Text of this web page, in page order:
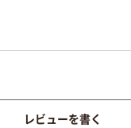
レビューを書く